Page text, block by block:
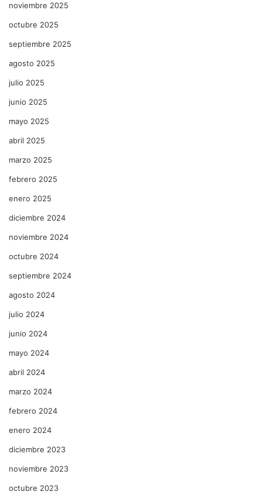
noviembre 2025
octubre 2025
septiembre 2025
agosto 2025
julio 2025
junio 2025
mayo 2025
abril 2025
marzo 2025
febrero 2025
enero 2025
diciembre 2024
noviembre 2024
octubre 2024
septiembre 2024
agosto 2024
julio 2024
junio 2024
mayo 2024
abril 2024
marzo 2024
febrero 2024
enero 2024
diciembre 2023
noviembre 2023
octubre 2023